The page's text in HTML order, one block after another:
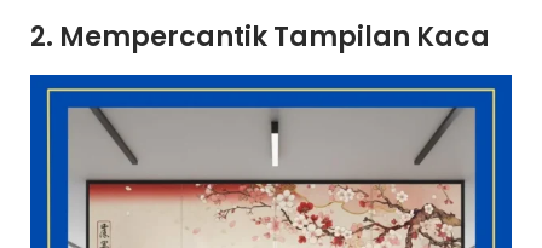
2. Mempercantik Tampilan Kaca